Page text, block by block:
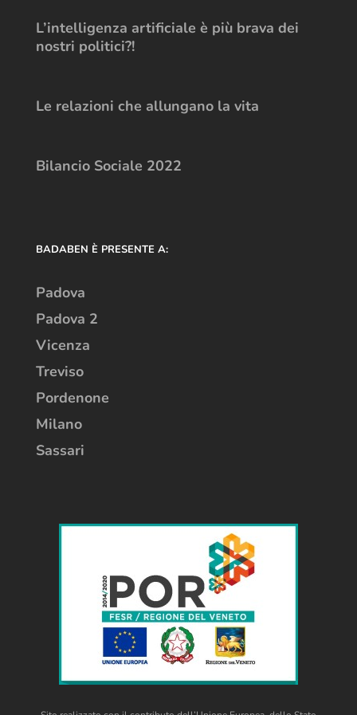
L’intelligenza artificiale è più brava dei
nostri politici?!
Le relazioni che allungano la vita
Bilancio Sociale 2022
BADABEN È PRESENTE A:
Padova
Padova 2
Vicenza
Treviso
Pordenone
Milano
Sassari